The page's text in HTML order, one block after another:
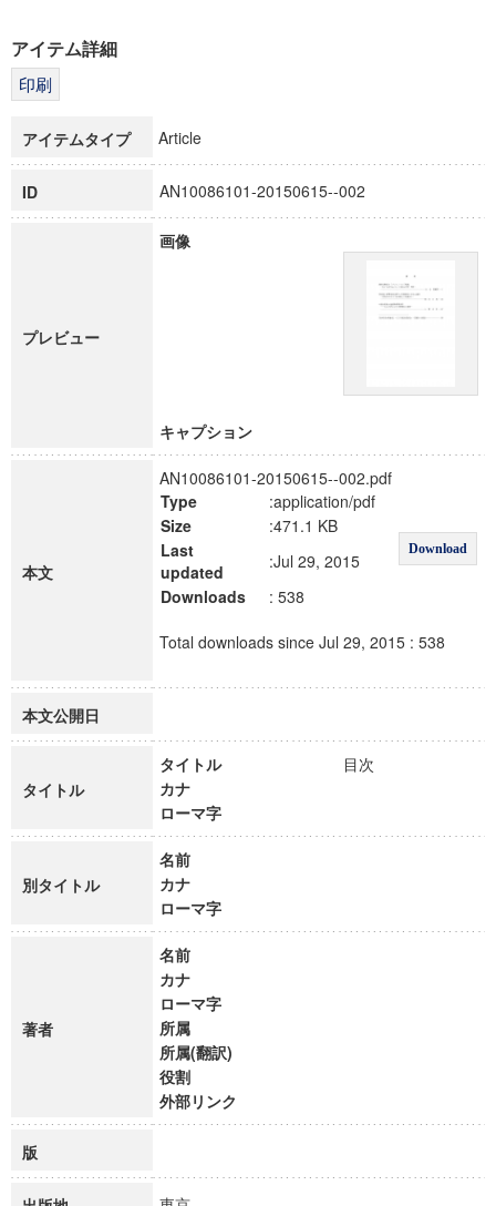
科学研究費補助金研究成果報告書
博士課程教育リーディングプログラム「超成熟社会発展のサ
アイテム詳細
アイテムタイプ Article
ID AN10086101-20150615--002
プレビュー
画像
キャプション
本文
AN10086101-20150615--002.pdf
Type
:application/pdf
Download
Size
:471.1 KB
Last
updated
:Jul 29, 2015
Downloads
: 538
Total downloads since Jul 29, 2015 : 538
本文公開日
タイトル
タイトル
目次
カナ
ローマ字
別タイトル
名前
カナ
ローマ字
著者
名前
カナ
ローマ字
所属
所属(翻訳)
役割
外部リンク
版